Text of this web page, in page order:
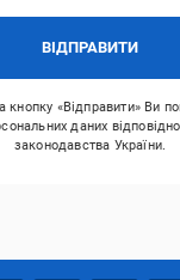
ВІДПРАВИТИ
кнопку «Відправити» Ви
даних
законодавства України.